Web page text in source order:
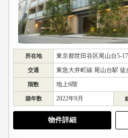
所在地 東京都世田谷区尾山台5-
交通 東急大井町線 尾山台駅 徒
階数 地上6階
築年数 2022年9月
物件詳細